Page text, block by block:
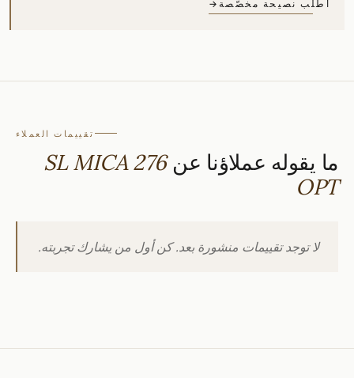
اطلب نصيحة مخصّصة →
تقييمات العملاء
ما يقوله عملاؤنا عنSL MICA 276
OPT
لا توجد تقييمات منشورة بعد. كن أول من يشارك تجربته.